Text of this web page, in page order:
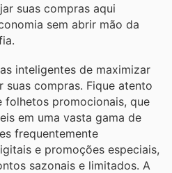
suas compras aqui
sem abrir mão da
inteligentes de maximizar
suas compras. Fique atento
folhetos promocionais, que
em uma vasta gama de
frequentemente
e promoções especiais,
sazonais e limitados. A